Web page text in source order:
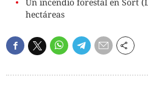
hectáreas